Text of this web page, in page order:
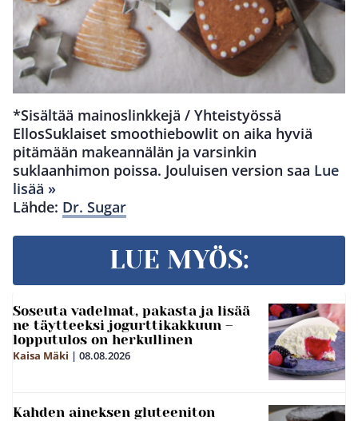
*Sisältää mainoslinkkejä / Yhteistyössä
EllosSuklaiset smoothiebowlit on aika hyviä
pitämään makeannälän ja varsinkin
suklaanhimon poissa. Jouluisen version saa Lue
lisää »
Lähde: Dr. Sugar
LUE MYÖS:
Soseuta vadelmat, pakasta ja lisää
ne täytteeksi jogurttikakkuun –
lopputulos on herkullinen
Kaisa Mäki | 08.08.2026
Kahden aineksen gluteeniton